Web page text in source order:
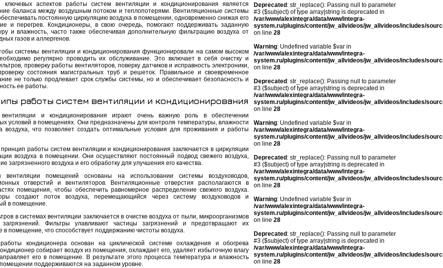
аспектов работы систем вентиляции и кондиционирования является
баланса между воздушным потоком и теплопотерями. Вентиляционные системы
постоянную циркуляцию воздуха в помещении, одновременно снижая его
и перегрев. Кондиционеры, в свою очередь, помогают поддерживать заданную
и влажность, часто также обеспечивая дополнительную фильтрацию воздуха от
газов и аллергенов.
системы вентиляции и кондиционирования функционировали на самом высоком
регулярно проводить их обслуживание. Это включает в себя очистку и
проверку работы вентиляторов, поверку датчиков и исправность электроники,
состояния магистральных труб и решеток. Правильное и своевременное
не только продлевает срок службы системы, но и обеспечивает безопасность и
ее работы.
работы систем вентиляции и кондиционирования
и кондиционирования играют очень важную роль в обеспечении
условий в помещениях. Они предназначены для контроля температуры, влажности
воздуха, что позволяет создать оптимальные условия для проживания и работы
работы систем вентиляции и кондиционирования заключается в циркуляции
воздуха в помещении. Они осуществляют постоянный подвод свежего воздуха,
загрязненного воздуха и его обработку для улучшения его качества.
вентиляции помещений основаны на использовании системы воздуховодов,
отверстий и вентиляторов. Вентиляционные отверстия располагаются в
помещения, чтобы обеспечить равномерное распределение свежего воздуха.
создают поток воздуха, перемещающийся через систему воздуховодов и
в помещение.
в системах вентиляции заключается в очистке воздуха от пыли, микроорганизмов
Фильтры улавливают частицы загрязнений и предотвращают их
в помещение, что способствует поддержанию чистоты воздуха.
кондиционера основан на циклической системе охлаждения и обогрева
собирает воздух из помещения, охлаждает его, удаляет избыточную влагу
его в помещение. В результате этого процесса температура и влажность
помещении поддерживаются на заданном уровне.
Deprecated : str_replace(): Passing null to parameter
#3 ($subject) of type array|string is deprecated in
/var/www/alexintegra/data/www/integra-
system.ru/plugins/content/jw_allvideos/jw_allvideos/includes/
on line 28
Warning: Undefined variable $var in
/var/www/alexintegra/data/www/integra-
system.ru/plugins/content/jw_allvideos/jw_allvideos/includes/
on line 28
Deprecated : str_replace(): Passing null to parameter
#3 ($subject) of type array|string is deprecated in
/var/www/alexintegra/data/www/integra-
system.ru/plugins/content/jw_allvideos/jw_allvideos/includes/
on line 28
Warning: Undefined variable $var in
/var/www/alexintegra/data/www/integra-
system.ru/plugins/content/jw_allvideos/jw_allvideos/includes/
on line 28
Deprecated : str_replace(): Passing null to parameter
#3 ($subject) of type array|string is deprecated in
/var/www/alexintegra/data/www/integra-
system.ru/plugins/content/jw_allvideos/jw_allvideos/includes/
on line 28
Warning: Undefined variable $var in
/var/www/alexintegra/data/www/integra-
system.ru/plugins/content/jw_allvideos/jw_allvideos/includes/
on line 28
Deprecated : str_replace(): Passing null to parameter
#3 ($subject) of type array|string is deprecated in
/var/www/alexintegra/data/www/integra-
system.ru/plugins/content/jw_allvideos/jw_allvideos/includes/
on line 28